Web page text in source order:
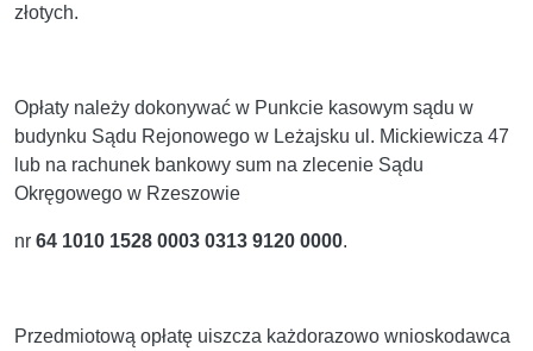
złotych.
Opłaty należy dokonywać w Punkcie kasowym sądu w
budynku Sądu Rejonowego w Leżajsku ul. Mickiewicza 47
lub na rachunek bankowy sum na zlecenie Sądu
Okręgowego w Rzeszowie
nr 64 1010 1528 0003 0313 9120 0000.
Przedmiotową opłatę uiszcza każdorazowo wnioskodawca